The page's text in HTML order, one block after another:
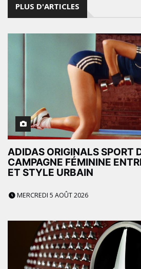
PLUS D'ARTICLES
ADIDAS ORIGINALS SPORT
CAMPAGNE FÉMININE
ET STYLE URBAIN
MERCREDI 5 AOÛT 2026